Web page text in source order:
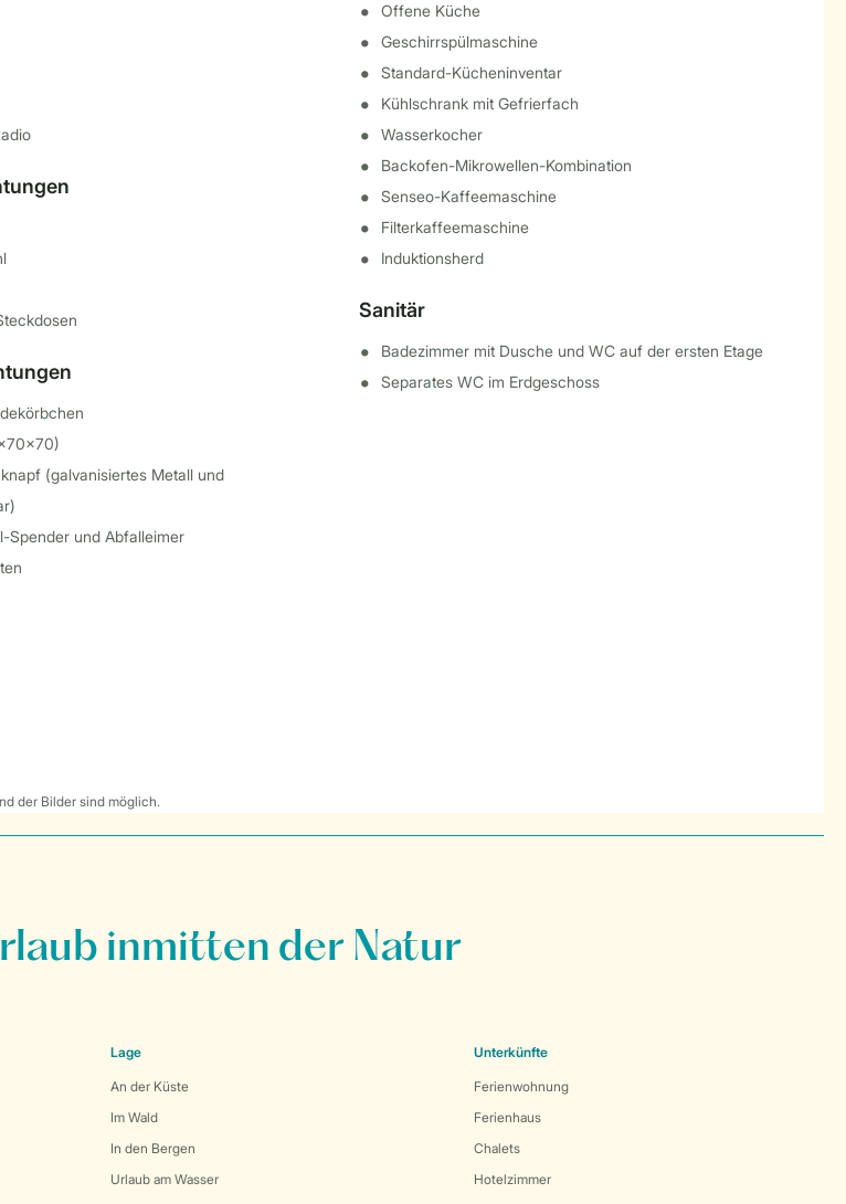
(galvanisiertes Metall und
Spender und Abfalleimer
Offene Küche
Geschirrspülmaschine
Standard-Kücheninventar
Kühlschrank mit Gefrierfach
Wasserkocher
Backofen-Mikrowellen-Kombination
Senseo-Kaffeemaschine
Filterkaffeemaschine
Induktionsherd
Sanitär
Badezimmer mit Dusche und WC auf der ersten Etage
Separates WC im Erdgeschoss
der Bilder sind möglich.
inmitten der Natur
Lage
An der Küste
Im Wald
In den Bergen
Urlaub am Wasser
Unterkünfte
Ferienwohnung
Ferienhaus
Chalets
Hotelzimmer